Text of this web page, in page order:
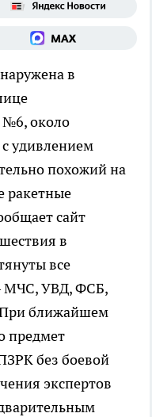
в
№6, около
удивлением
похожий на
ракетные
сайт
в
все
МЧС, УВД, ФСБ,
При ближайшем
предмет
без боевой
экспертов